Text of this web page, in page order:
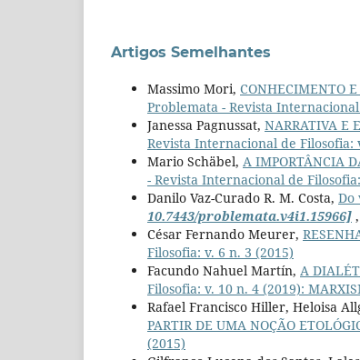
Artigos Semelhantes
Massimo Mori, CONHECIMENTO
Problemata - Revista
Janessa Pagnussat, NARRATIVA E
Revista Internacional de Filosofia:
Mario Schäbel, A IMPORTÂNCIA
- Revista Internacional de
Danilo Vaz-Curado R. M. Costa, Do
10.7443/problemata.v4i1.15966] ,
César Fernando Meurer,
Filosofia: v. 6 n. 3 (2015)
Facundo Nahuel Martín, A
Filosofia: v. 10 n. 4 (2019):
Rafael Francisco Hiller, Heloisa
PARTIR DE UMA NOÇÃO
(2015)